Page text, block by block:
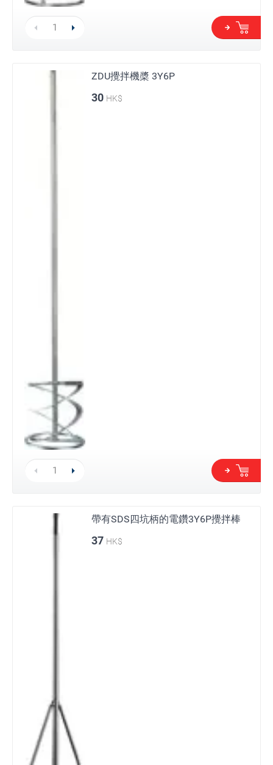
ZDU攪拌機槳 3Y6P
30 HK$
帶有SDS四坑柄的電鑽3Y6P攪拌棒
37 HK$